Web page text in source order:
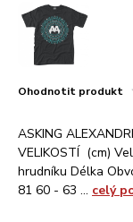
Ohodnotit produkt
ASKING
VELIKOSTÍ (cm)
hrudníku Délka
81 60 - 63 ... celý